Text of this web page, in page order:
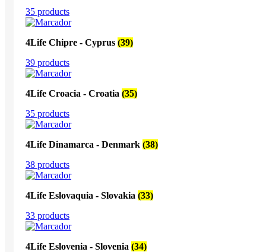
35 products
4Life Chipre - Cyprus (39)
39 products
4Life Croacia - Croatia (35)
35 products
4Life Dinamarca - Denmark (38)
38 products
4Life Eslovaquia - Slovakia (33)
33 products
4Life Eslovenia - Slovenia (34)